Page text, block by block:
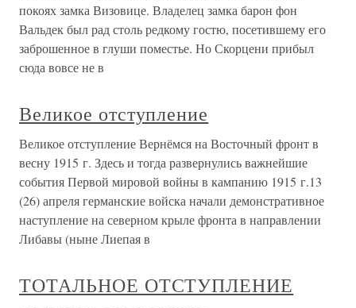
покоях замка Визовице. Владелец замка барон фон
Вальдек был рад столь редкому гостю, посетившему его
заброшенное в глуши поместье. Но Скорцени прибыл
сюда вовсе не в
Великое отступление
Великое отступление Вернёмся на Восточный фронт в
весну 1915 г. Здесь и тогда развернулись важнейшие
события Первой мировой войны в кампанию 1915 г.13
(26) апреля германские войска начали демонстративное
наступление на северном крыле фронта в направлении
Либавы (ныне Лиепая в
ТОТАЛЬНОЕ ОТСТУПЛЕНИЕ